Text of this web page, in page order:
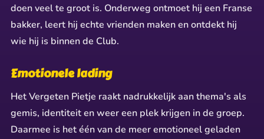
doen veel te groot is. Onderweg ontmoet hij een Franse
bakker, leert hij echte vrienden maken en ontdekt hij
wie hij is binnen de Club.
Emotionele lading
Het Vergeten Pietje raakt nadrukkelijk aan thema's als
gemis, identiteit en weer een plek krijgen in de groep.
Daarmee is het één van de meer emotioneel geladen